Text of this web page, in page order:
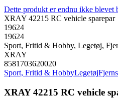
Dette produkt er endnu ikke blevet
XRAY 42215 RC vehicle sparepar
19624
19624
Sport, Fritid & Hobby, Legetøj,
XRAY
8581703620020
Sport, Fritid & HobbyLegetøj
XRAY 42215 RC vehicle